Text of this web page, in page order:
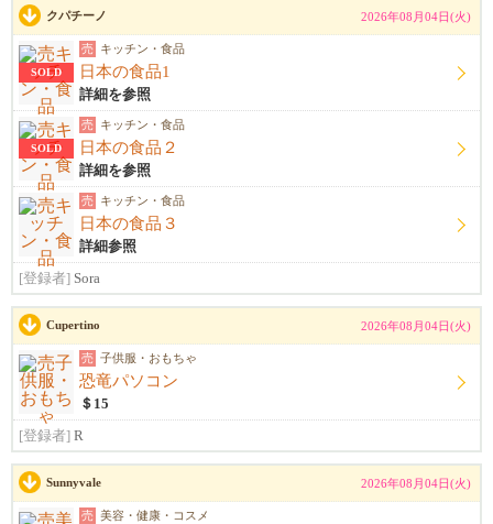
クパチーノ 2026年08月04日(火)
SOLD
売 キッチン・食品
日本の食品1
詳細を参照
SOLD
売 キッチン・食品
日本の食品２
詳細を参照
売 キッチン・食品
日本の食品３
詳細参照
[登録者] Sora
Cupertino 2026年08月04日(火)
売 子供服・おもちゃ
恐竜パソコン
＄15
[登録者] R
Sunnyvale 2026年08月04日(火)
売 美容・健康・コスメ